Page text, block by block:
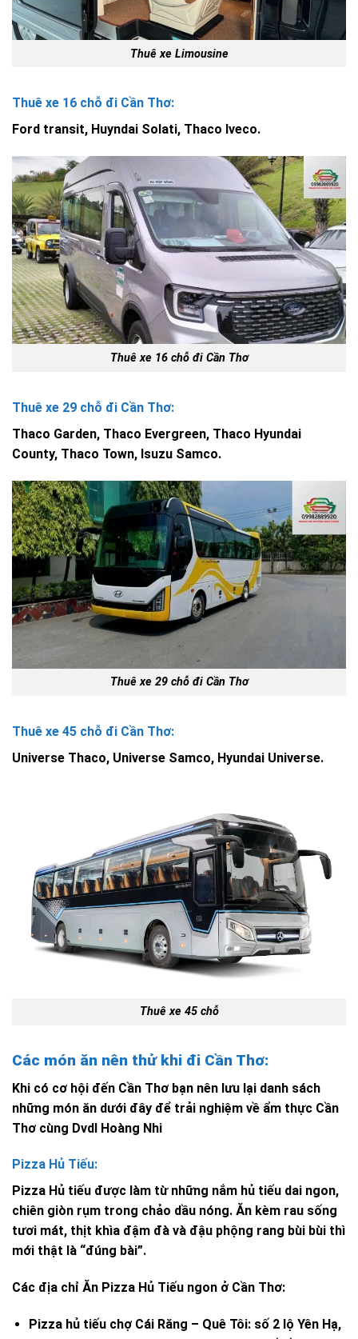
Thuê xe Limousine
Thuê xe 16 chỗ đi Cần Thơ:
Ford transit, Huyndai Solati, Thaco Iveco.
Thuê xe 16 chỗ đi Cần Thơ
Thuê xe 29 chỗ đi Cần Thơ:
Thaco Garden, Thaco Evergreen, Thaco Hyundai
County, Thaco Town, Isuzu Samco.
Thuê xe 29 chỗ đi Cần Thơ
Thuê xe 45 chỗ đi Cần Thơ:
Universe Thaco, Universe Samco, Hyundai Universe.
Thuê xe 45 chỗ
Các món ăn nên thử khi đi Cần Thơ:
Khi có cơ hội đến Cần Thơ bạn nên lưu lại danh sách
những món ăn dưới đây để trải nghiệm về ẩm thực Cần
Thơ cùng Dvdl Hoàng Nhi
Pizza Hủ Tiếu:
Pizza Hủ tiếu được làm từ những nắm hủ tiếu dai ngon,
chiên giòn rụm trong chảo dầu nóng. Ăn kèm rau sống
tươi mát, thịt khìa đậm đà và đậu phộng rang bùi bùi thì
mới thật là “đúng bài”.
Các địa chỉ Ăn Pizza Hủ Tiếu ngon ở Cần Thơ:
Pizza hủ tiếu chợ Cái Răng – Quê Tôi: số 2 lộ Yên Hạ,